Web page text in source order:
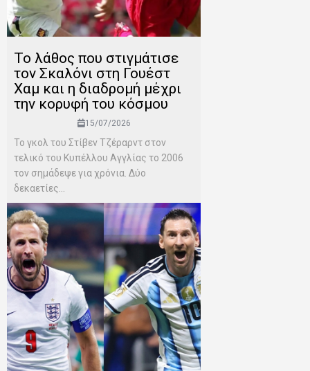
Το λάθος που στιγμάτισε
τον Σκαλόνι στη Γουέστ
Χαμ και η διαδρομή μέχρι
την κορυφή του κόσμου
15/07/2026
Το γκολ του Στίβεν Τζέραρντ στον
τελικό του Κυπέλλου Αγγλίας το 2006
τον σημάδεψε για χρόνια. Δύο
δεκαετίες...